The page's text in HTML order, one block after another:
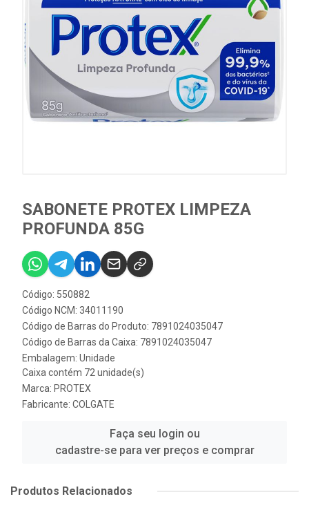
SABONETE PROTEX LIMPEZA
PROFUNDA 85G
Código: 550882
Código NCM: 34011190
Código de Barras do Produto: 7891024035047
Código de Barras da Caixa: 7891024035047
Embalagem: Unidade
Caixa contém 72 unidade(s)
Marca: PROTEX
Fabricante: COLGATE
Faça seu login ou
cadastre-se para ver preços e comprar
Produtos Relacionados